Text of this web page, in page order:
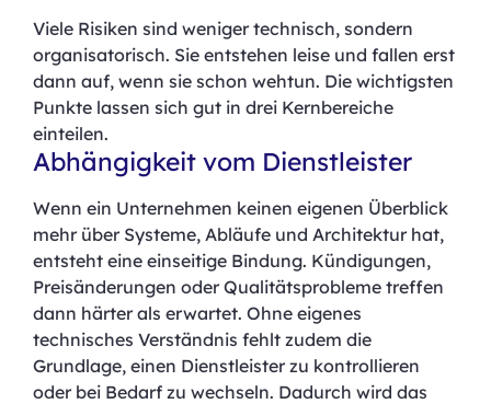
Viele Risiken sind weniger technisch, sondern
organisatorisch. Sie entstehen leise und fallen erst
dann auf, wenn sie schon wehtun. Die wichtigsten
Punkte lassen sich gut in drei Kernbereiche
einteilen.
Abhängigkeit vom Dienstleister
Wenn ein Unternehmen keinen eigenen Überblick
mehr über Systeme, Abläufe und Architektur hat,
entsteht eine einseitige Bindung. Kündigungen,
Preisänderungen oder Qualitätsprobleme treffen
dann härter als erwartet. Ohne eigenes
technisches Verständnis fehlt zudem die
Grundlage, einen Dienstleister zu kontrollieren
oder bei Bedarf zu wechseln. Dadurch wird das